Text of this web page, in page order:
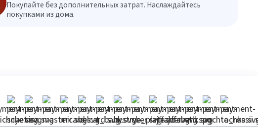
Покупайте без дополнительных затрат. Наслаждайтесь
покупками из дома.